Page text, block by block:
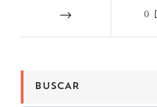
0
BUSCAR